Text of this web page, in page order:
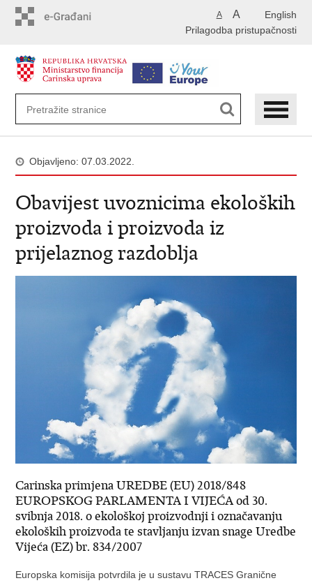
English
A A
Prilagodba pristupačnosti
Objavljeno: 07.03.2022.
Obavijest uvoznicima ekoloških
proizvoda i proizvoda iz
prijelaznog razdoblja
Carinska primjena UREDBE (EU) 2018/848
EUROPSKOG PARLAMENTA I VIJEĆA od 30.
svibnja 2018. o ekološkoj proizvodnji i označavanju
ekoloških proizvoda te stavljanju izvan snage Uredbe
Vijeća (EZ) br. 834/2007
Europska komisija potvrdila je u sustavu TRACES Granične